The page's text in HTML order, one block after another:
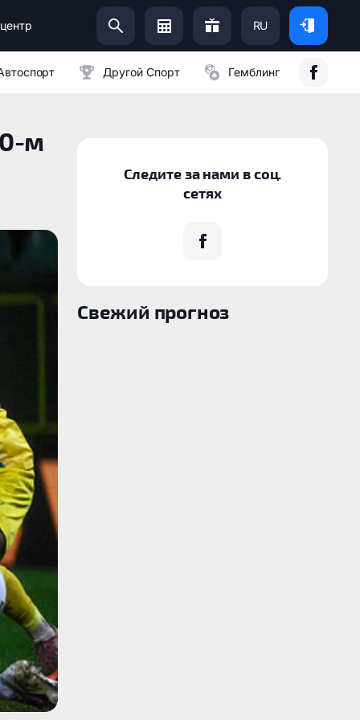
RU
Другой Спорт Гемблинг
м
Следите за нами в соц.
сетях
Свежий прогноз